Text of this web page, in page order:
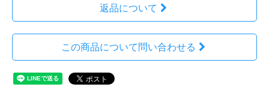
返品について
この商品について問い合わせる